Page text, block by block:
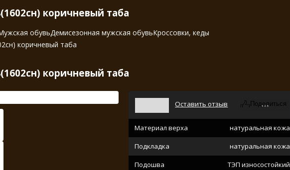
коричневый таба
обувьДемисезонная мужская обувьКроссовки, кеды
коричневый таба
коричневый таба
Оставить отзыв
Материал верха натуральная кожа
Подкладка натуральная кожа
Подошва ТЭП износостойкий